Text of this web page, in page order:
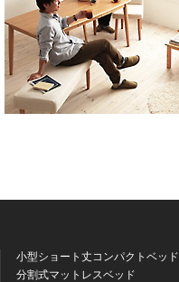
小型ショート丈コンパクトベッド
分割式マットレスベッド